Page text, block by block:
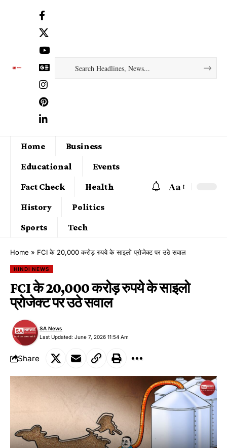
Home
Business
Educational
Events
Fact Check
Health
History
Politics
Sports
Tech
Aa
Home » FCI के 20,000 करोड़ रुपये के साइलो प्रोजेक्ट पर उठे सवाल
HINDI NEWS
FCI के 20,000 करोड़ रुपये के साइलो
प्रोजेक्ट पर उठे सवाल
Last Updated: June 7, 2026 11:54 Am
SA News
Share